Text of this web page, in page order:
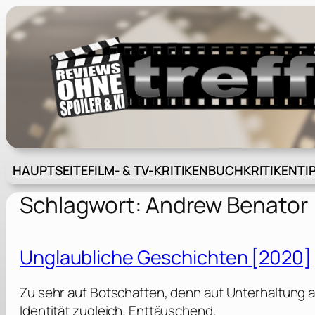
Zum
Inhalt
springen
HAUPTSEITEFILM- & TV-KRITIKENBUCHKRITIKEN
Schlagwort:Andrew Benator
Unglaubliche Geschichten [2020]
Zu sehr auf Botschaften, denn auf Unterhaltung
Identität zugleich. Enttäuschend.